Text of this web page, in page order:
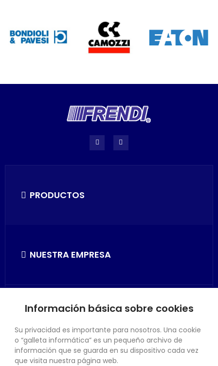
PRODUCTOS
NUESTRA EMPRESA
SU CUENTA
Información básica sobre cookies
Su privacidad es importante para nosotros. Una cookie
o “galleta informática” es un pequeño archivo de
información que se guarda en su dispositivo cada vez
que visita nuestra página web.